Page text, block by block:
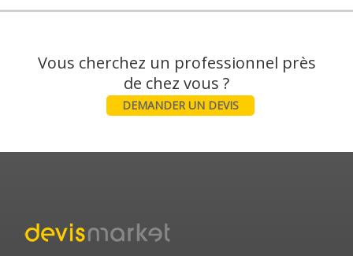
Vous cherchez un professionnel près
DEMANDER UN DEVIS